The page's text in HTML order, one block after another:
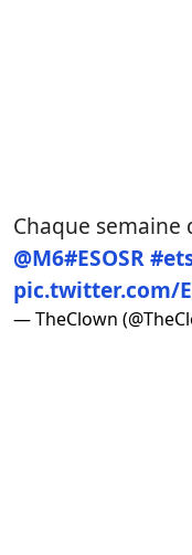
Chaque semaine
@M6#ESOSR
pic.twitter.com/
— TheClown